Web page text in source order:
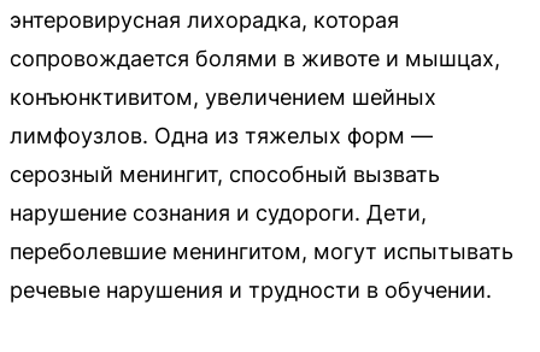
энтеровирусная лихорадка, которая
сопровождается болями в животе и мышцах,
конъюнктивитом, увеличением шейных
лимфоузлов. Одна из тяжелых форм —
серозный менингит, способный вызвать
нарушение сознания и судороги. Дети,
переболевшие менингитом, могут испытывать
речевые нарушения и трудности в обучении.